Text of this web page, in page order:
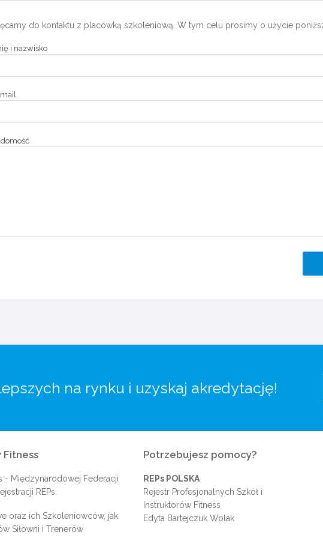
do kontaktu z placówką szkoleniową. W tym celu prosimy o użycie
i nazwisko
na rynku i uzyskaj akredytację!
Fitness
- Międzynarodowej Federacji
REPs.
oraz ich Szkoleniowców, jak
Siłowni i Trenerów
Potrzebujesz pomocy?
REPs POLSKA
Rejestr Profesjonalnych Szkół i
Instruktorów Fitness
Edyta Bartejczuk Wolak